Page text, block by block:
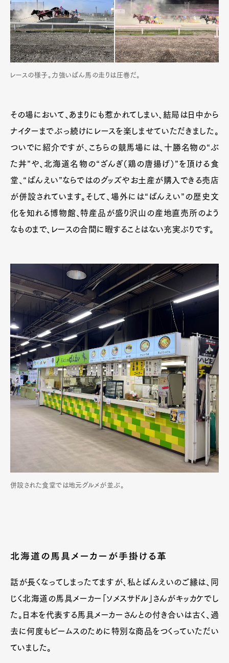
レースの様子。力強いばん馬の走りは圧巻だ。
その場において、あまりにも惹かれてしまい、結局は日中から
ナイターまでぶっ続けにレースを楽しませていただきました。
ついでに紹介ですが、こちらの競馬場には、十勝名物の“ぶ
た丼”や、北海道名物の“ざんぎ（鶏の唐揚げ）”を頂ける食
堂、“ばんえい”ならではのグッズやお土産が購入できる売店
が併設されています。そして、場外には“ばんえい”の歴史文
化を知れる博物館、特産品が盛り沢山の産地直売所のよう
なものまで、レースの合間に暇することはない充実ぶりです。
併設された食堂では地元グルメが並ぶ。
北海道の馬具メーカーが手掛ける革
話が長くなってしまったてますが、私とばんえいのご縁は、同
じく北海道の馬具メーカー「ソメスサドル」さんがキッカケでし
た。日本を代表する馬具メーカーさんとの付き合いは古く、過
去に何度もビームスのために特別な商品をつくっていただい
ていました。